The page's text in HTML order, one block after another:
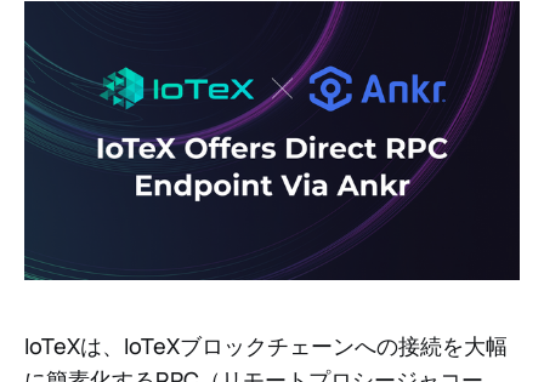
IoTeXは、IoTeXブロックチェーンへの接続を大幅